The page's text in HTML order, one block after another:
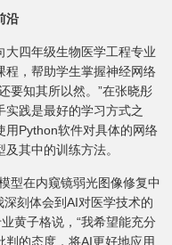
沿
大四年级生物医学工程专业
程，帮助学生掌握神经网络
要知其所以然。”在张晓彤
践是最好的学习方式之
用Python软件对具体的网络
其中的训练方法。
型在内窥镜弱光图像修复中
刻体会到AI对医学技术的
黄子格说，“我希望能充分
的态度，将AI更好地应用